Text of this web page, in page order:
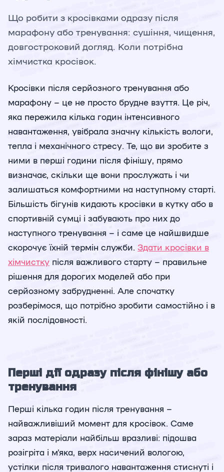
Що робити з кросівками одразу після
марафону або тренування: сушіння, чищення,
довгостроковий догляд. Коли потрібна
хімчистка кросівок.
Кросівки після серйозного тренування або
марафону – це не просто брудне взуття. Це річ,
яка пережила кілька годин інтенсивного
навантаження, увібрала значну кількість вологи,
тепла і механічного стресу. Те, що ви зробите з
ними в перші години після фінішу, прямо
визначає, скільки ще вони прослужать і чи
залишаться комфортними на наступному старті.
Більшість бігунів кидають кросівки в кутку або в
спортивній сумці і забувають про них до
наступного тренування – і саме це найшвидше
скорочує їхній термін служби. Здати кросівки в
хімчистку після важливого старту – правильне
рішення для дорогих моделей або при
серйозному забрудненні. Але спочатку
розберімося, що потрібно зробити самостійно і в
якій послідовності.
Перші дії одразу після фінішу або
тренування
Перші кілька годин після тренування –
найважливіший момент для кросівок. Саме
зараз матеріали найбільш вразливі: підошва
розігріта і м'яка, верх насичений вологою,
устілки після тривалого навантаження стиснуті і